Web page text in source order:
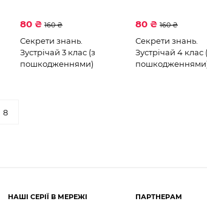
80 ₴ 160 ₴
Секрети знань.
Зустрічай 3 клас (з
пошкодженнями)
80 ₴ 160 ₴
Секрети знань.
Зустрічай 4 клас
8
НАШІ СЕРІЇ В МЕРЕЖІ ПАРТНЕРАМ